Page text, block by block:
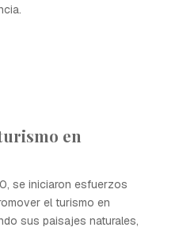
en
se iniciaron esfuerzos
el turismo en
sus paisajes naturales,